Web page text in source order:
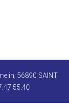
56890 SAINT